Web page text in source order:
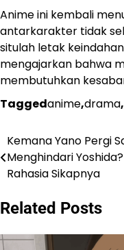
Anime ini kembali
antarkarakter tidak
situlah letak
mengajarkan bahwa
membutuhkan
Taggedanime,drama,
Navigasi
pos
Kemana Yano Pergi
Menghindari Yoshida?
Rahasia Sikapnya
Related Posts